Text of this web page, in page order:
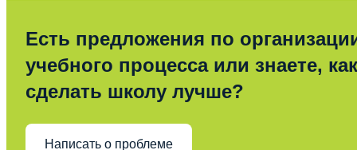
Есть предложения по
учебного процесса или знаете, как
сделать школу лучше?
Написать о проблеме